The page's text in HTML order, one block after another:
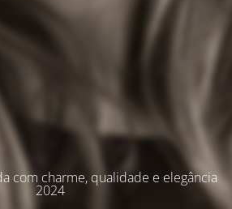
com charme, qualidade e elegância
2024